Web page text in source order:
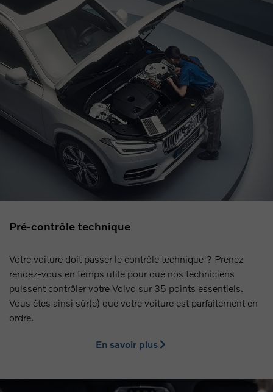
Pré-contrôle technique
Votre voiture doit passer le contrôle technique ? Prenez
rendez-vous en temps utile pour que nos techniciens
puissent contrôler votre Volvo sur 35 points essentiels.
Vous êtes ainsi sûr(e) que votre voiture est parfaitement en
ordre.
En savoir plus